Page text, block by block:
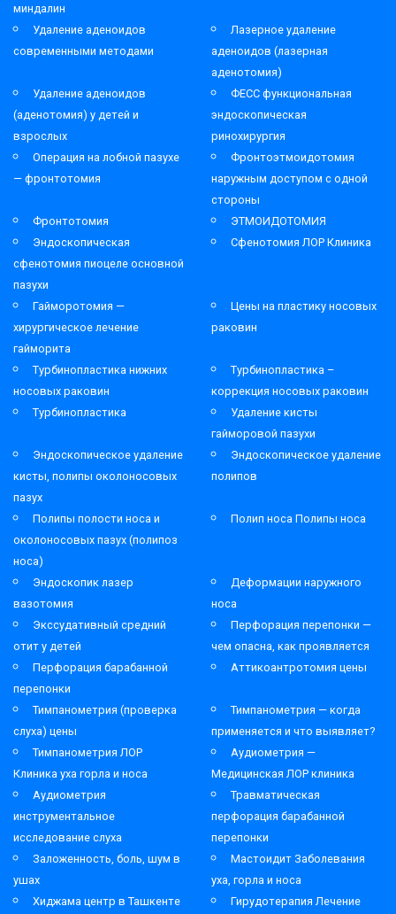
миндалин
Удаление аденоидов
современными методами
Лазерное удаление
аденоидов (лазерная
аденотомия)
Удаление аденоидов
(аденотомия) у детей и
взрослых
ФЕСС функциональная
эндоскопическая
ринохирургия
Операция на лобной пазухе
— фронтотомия
Фронтоэтмоидотомия
наружным доступом с одной
стороны
Фронтотомия
ЭТМОИДОТОМИЯ
Эндоскопическая
сфенотомия пиоцеле основной
пазухи
Сфенотомия ЛОР Клиника
Гайморотомия —
хирургическое лечение
гайморита
Цены на пластику носовых
раковин
Турбинопластика нижних
носовых раковин
Турбинопластика –
коррекция носовых раковин
Турбинопластика
Удаление кисты
гайморовой пазухи
Эндоскопическое удаление
кисты, полипы околоносовых
пазух
Эндоскопическое удаление
полипов
Полипы полости носа и
околоносовых пазух (полипоз
носа)
Полип носа Полипы носа
Эндоскопик лазер
вазотомия
Деформации наружного
носа
Экссудативный средний
отит у детей
Перфорация перепонки —
чем опасна, как проявляется
Перфорация барабанной
перепонки
Аттикоантротомия цены
Тимпанометрия (проверка
слуха) цены
Тимпанометрия — когда
применяется и что выявляет?
Тимпанометрия ЛОР
Клиника уха горла и носа
Аудиометрия —
Медицинская ЛОР клиника
Аудиометрия
инструментальное
исследование слуха
Травматическая
перфорация барабанной
перепонки
Заложенность, боль, шум в
ушах
Мастоидит Заболевания
уха, горла и носа
Хиджама центр в Ташкенте
Гирудотерапия Лечение